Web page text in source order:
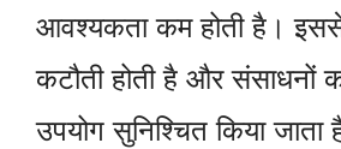
आवश्यकता कम होती है।
कटौती होती है और संसाधनों
उपयोग सुनिश्चित किया